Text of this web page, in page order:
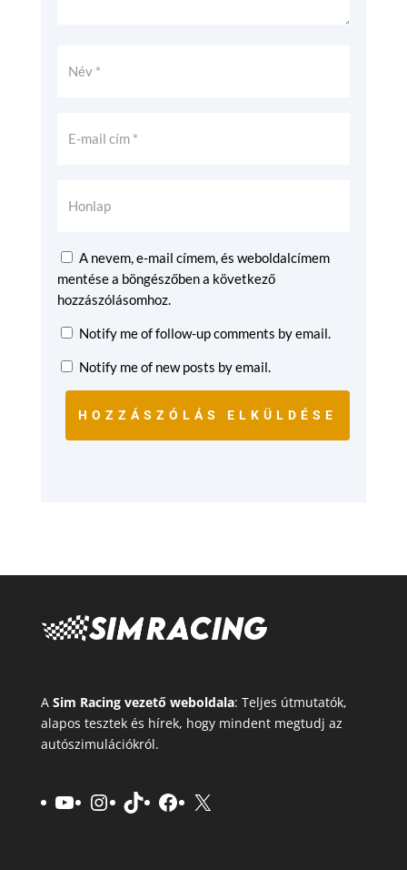
A nevem, e-mail címem, és weboldalcímem
mentése a böngészőben a következő
hozzászólásomhoz.
Notify me of follow-up comments by email.
Notify me of new posts by email.
HOZZÁSZÓLÁS ELKÜLDÉSE
A Sim Racing vezető weboldala: Teljes útmutatók,
alapos tesztek és hírek, hogy mindent megtudj az
autószimulációkról.
YouTube
Instagram
TikTokFacebook
X